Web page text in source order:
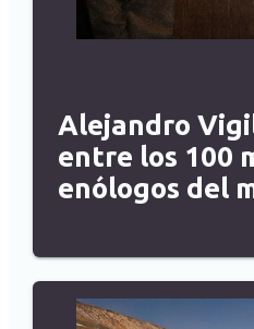
Alejandro
entre los 100
enólogos del